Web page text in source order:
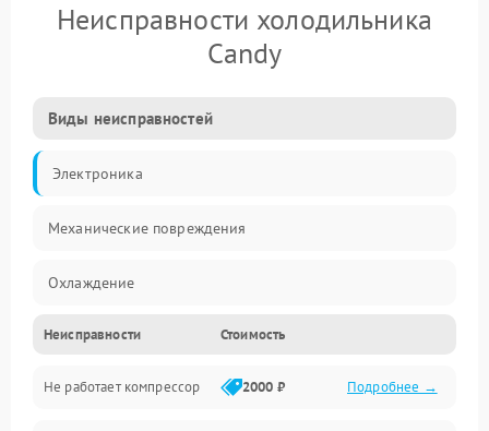
Неисправности холодильника
Candy
Виды неисправностей
Электроника
Механические повреждения
Охлаждение
Механика
Электропитание
Неисправности Стоимость
Не работает компрессор 2000 ₽ Подробнее →